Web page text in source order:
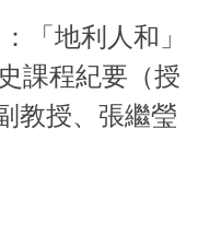
「地利人和」
課程紀要（授
教授、張繼瑩